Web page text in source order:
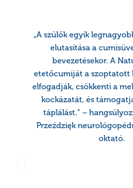
„A szülők egyik
elutasítása a
bevezetésekor. A
etetőcumiját a szoptatott
elfogadják, csökkenti a
kockázatát, és
táplálást.” –
Przeździęk
oktató.